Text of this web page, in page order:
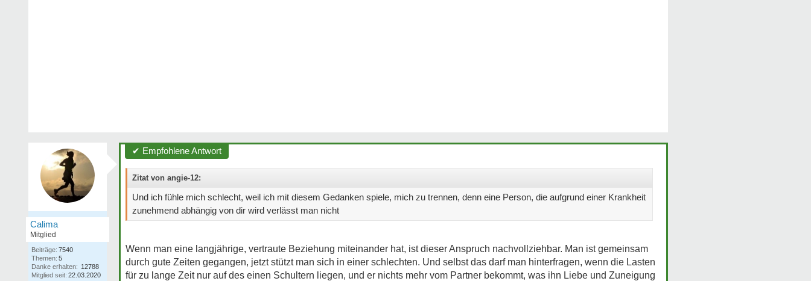
Calima
Mitglied
Beiträge: 7540
Themen: 5
Danke erhalten: 12788
Mitglied seit: 22.03.2020
✔ Empfohlene Antwort
Zitat von angie-12:
Und ich fühle mich schlecht, weil ich mit diesem Gedanken spiele, mich zu trennen, denn eine Person, die aufgrund einer Krankheit
zunehmend abhängig von dir wird verlässt man nicht
Wenn man eine langjährige, vertraute Beziehung miteinander hat, ist dieser Anspruch nachvollziehbar. Man ist gemeinsam
durch gute Zeiten gegangen, jetzt stützt man sich in einer schlechten. Und selbst das darf man hinterfragen, wenn die Lasten
für zu lange Zeit nur auf des einen Schultern liegen, und er nichts mehr vom Partner bekommt, was ihn Liebe und Zuneigung